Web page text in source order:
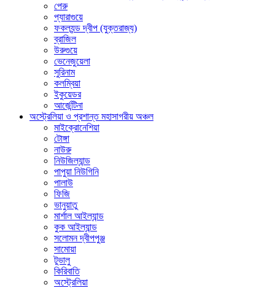
পেরু
প্যারাগুয়ে
ফকল্যন্ড দ্বীপ (যুক্তরাজ্য)
ব্রাজিল
উরুগুয়ে
ভেনেজুয়েলা
সুরিনাম
কলম্বিয়া
ইকুয়েডর
আর্জেন্টিনা
অস্ট্রেলিয়া ও প্রশান্ত মহাসাগরীয় অঞ্চল
মাইক্রোনেশিয়া
টোঙ্গা
নাউরু
নিউজিল্যান্ড
পাপুয়া নিউগিনি
পালাউ
ফিজি
ভানুয়াতু
মার্শাল আইল্যান্ড
কুক আইল্যান্ড
সলোমন দ্বীপপুঞ্জ
সামোয়া
টুভালু
কিরিবাতি
অস্ট্রেলিয়া